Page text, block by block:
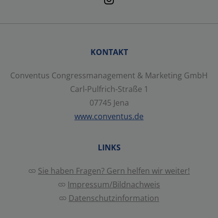
KONTAKT
Conventus Congressmanagement & Marketing GmbH
Carl-Pulfrich-Straße 1
07745 Jena
www.conventus.de
LINKS
Sie haben Fragen? Gern helfen wir weiter!
Impressum/Bildnachweis
Datenschutzinformation